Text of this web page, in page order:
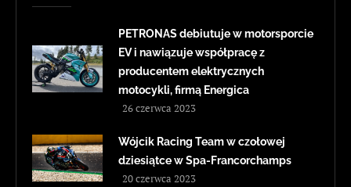
PETRONAS debiutuje w motorsporcie
EV i nawiązuje współpracę z
producentem elektrycznych
motocykli, firmą Energica
26 czerwca 2023
Wójcik Racing Team w czołowej
dziesiątce w Spa-Francorchamps
20 czerwca 2023